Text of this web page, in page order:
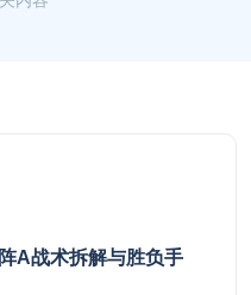
A战术拆解与胜负手